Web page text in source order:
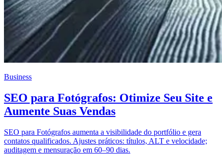
Business
SEO para Fotógrafos: Otimize Seu Site e
Aumente Suas Vendas
SEO para Fotógrafos aumenta a visibilidade do portfólio e gera
contatos qualificados. Ajustes práticos: títulos, ALT e velocidade;
auditagem e mensuração em 60–90 dias.